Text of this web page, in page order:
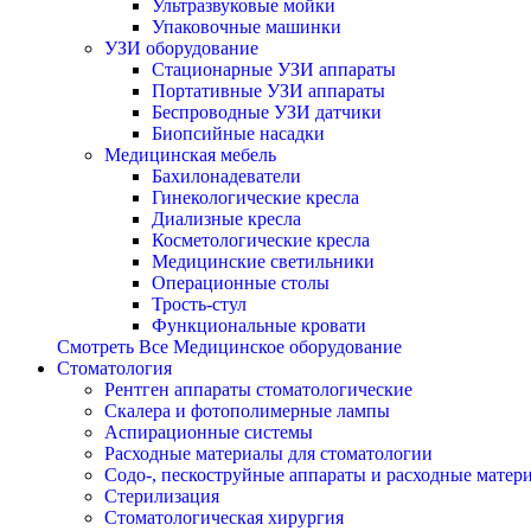
Ультразвуковые мойки
Упаковочные машинки
УЗИ оборудование
Стационарные УЗИ аппараты
Портативные УЗИ аппараты
Беспроводные УЗИ датчики
Биопсийные насадки
Медицинская мебель
Бахилонадеватели
Гинекологические кресла
Диализные кресла
Косметологические кресла
Медицинские светильники
Операционные столы
Трость-стул
Функциональные кровати
Смотреть Все Медицинское оборудование
Стоматология
Рентген аппараты стоматологические
Cкалера и фотополимерные лампы
Аспирационные системы
Расходные материалы для стоматологии
Содо-, пескоструйные аппараты и расходные
Стерилизация
Стоматологическая хирургия